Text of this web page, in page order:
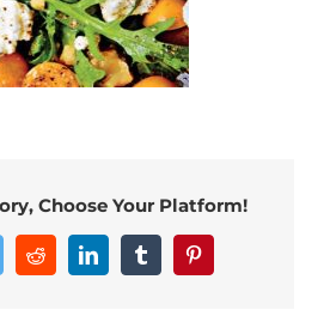
Choose Your Platform!
RedditLinkedInTumblr